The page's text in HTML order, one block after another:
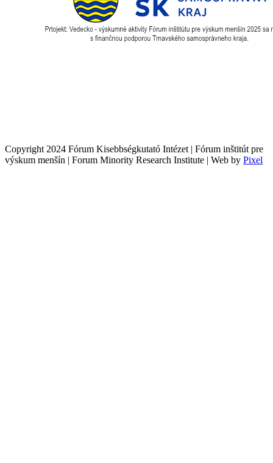
Copyright 2024 Fórum Kisebbségkutató Intézet | Fórum inštitút pre
výskum menšín | Forum Minority Research Institute | Web by Pixel